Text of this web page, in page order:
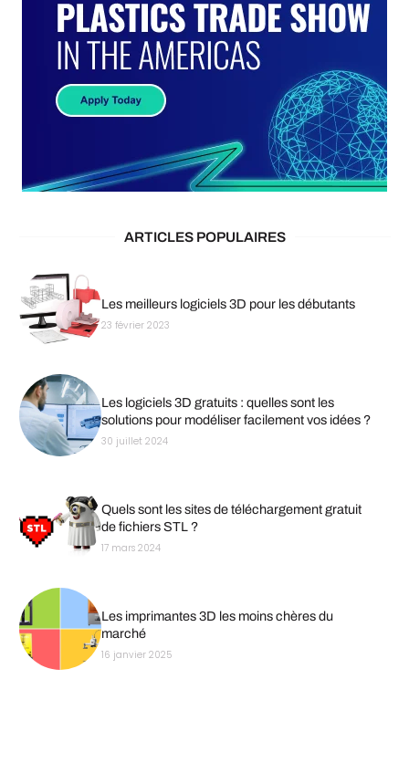
ARTICLES POPULAIRES
Les meilleurs logiciels 3D pour les débutants
23 février 2023
Les logiciels 3D gratuits : quelles sont les
solutions pour modéliser facilement vos idées ?
30 juillet 2024
Quels sont les sites de téléchargement gratuit
de fichiers STL ?
17 mars 2024
Les imprimantes 3D les moins chères du
marché
16 janvier 2025